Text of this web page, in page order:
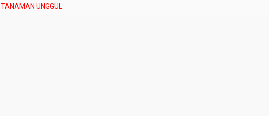
UNGGUL SEDIA BERBAGAI MACAM BENIH DAN BIBIT TANAMAN UNGGUL